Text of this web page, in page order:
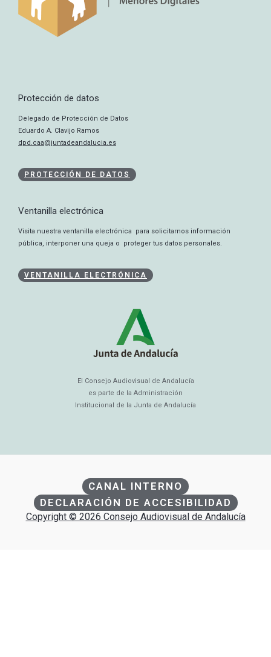
Protección de datos
Delegado de Protección de Datos
Eduardo A. Clavijo Ramos
dpd.caa@juntadeandalucia.es
PROTECCIÓN DE DATOS
Ventanilla electrónica
Visita nuestra ventanilla electrónica para solicitarnos información
pública, interponer una queja o proteger tus datos personales.
VENTANILLA ELECTRÓNICA
El Consejo Audiovisual de Andalucía
es parte de la Administración
Institucional de la Junta de Andalucía
CANAL INTERNO
DECLARACIÓN DE ACCESIBILIDAD
Copyright © 2026 Consejo Audiovisual de Andalucía